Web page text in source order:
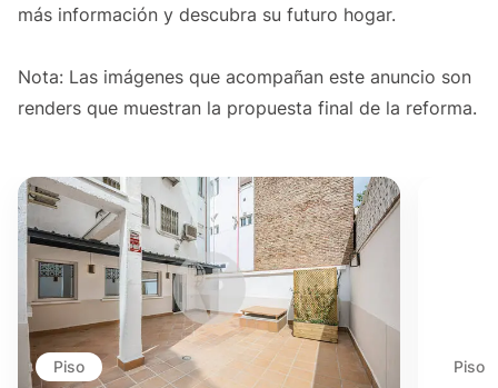
más información y descubra su futuro hogar.
Nota: Las imágenes que acompañan este anuncio son
renders que muestran la propuesta final de la reforma.
Piso Piso